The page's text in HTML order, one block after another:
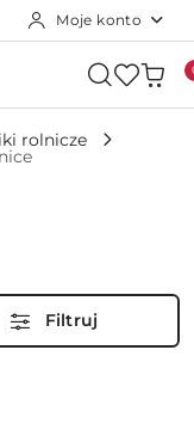
Moje konto
rolnicze
Filtruj